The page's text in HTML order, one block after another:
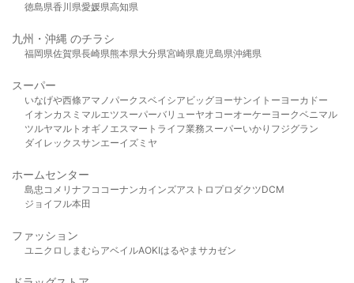
徳島県香川県愛媛県高知県
九州・沖縄 のチラシ
福岡県佐賀県長崎県熊本県大分県宮崎県鹿児島県沖縄県
スーパー
いなげや西條アマノパークスベイシア ビッグヨーサンイトーヨーカドー
イオンカスミ マルエツスーパーバリューヤオコーオーケー ヨークベニマル
ツルヤマルト オギノ エスマート ライフ業務スーパーいかり フジグラン
ダイレックスサンエーイズミヤ
ホームセンター
島忠 コメリ ナフコ コーナンカインズアストロプロダクツDCM
ジョイフル本田
ファッション
ユニクロ しまむら アベイルAOKIはるやま サカゼン